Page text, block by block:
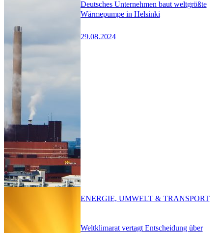
Deutsches Unternehmen baut weltgrößte
Wärmepumpe in Helsinki
29.08.2024
Weltklimarat vertagt Entscheidung über
ENERGIE, UMWELT & TRANSPORT